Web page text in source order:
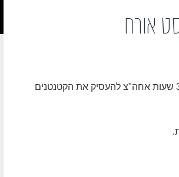
אורח
הזמן הזה בשנה, שבו לרדת לגינה כבר פחות אופציה, ועדיין יש לנו איזה 3 שעות אחה"צ להעסיק את הקטנטנים